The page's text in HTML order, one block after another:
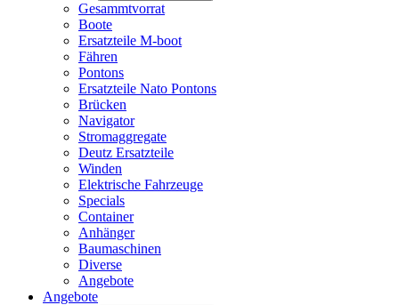
Gesammtvorrat
Boote
Ersatzteile M-boot
Fähren
Pontons
Ersatzteile Nato Pontons
Brücken
Navigator
Stromaggregate
Deutz Ersatzteile
Winden
Elektrische Fahrzeuge
Specials
Container
Anhänger
Baumaschinen
Diverse
Angebote
Angebote